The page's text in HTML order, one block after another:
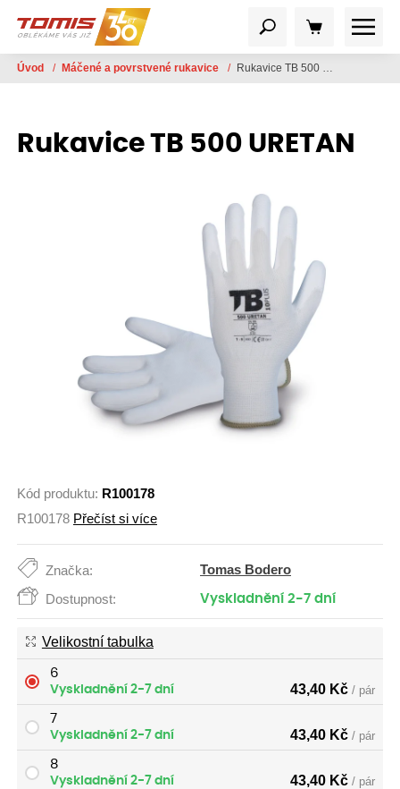
Úvod / Máčené a povrstvené rukavice / Rukavice TB 500 URETAN
Rukavice TB 500 URETAN
Kód produktu: R100178
R100178 Přečíst si více
Značka: Tomas Bodero
Dostupnost: Vyskladnění 2-7 dní
Velikostní tabulka
6
Vyskladnění 2-7 dní
43,40 Kč / pár
7
Vyskladnění 2-7 dní
43,40 Kč / pár
8
Vyskladnění 2-7 dní
43,40 Kč / pár